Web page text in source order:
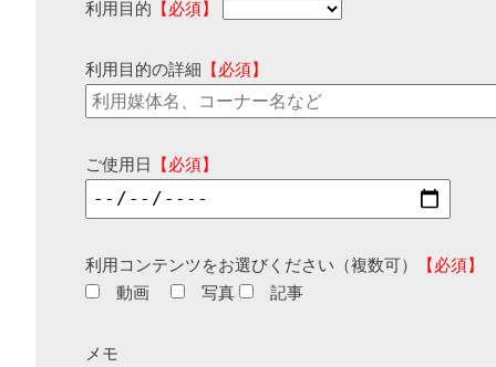
利用目的 【必須】
利用目的の詳細 【必須】
ご使用日 【必須】
利用コンテンツをお選びください（複数可）
【必須】
動画
写真 記事
メモ